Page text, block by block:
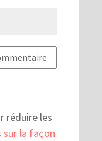
réduire les
sur la façon